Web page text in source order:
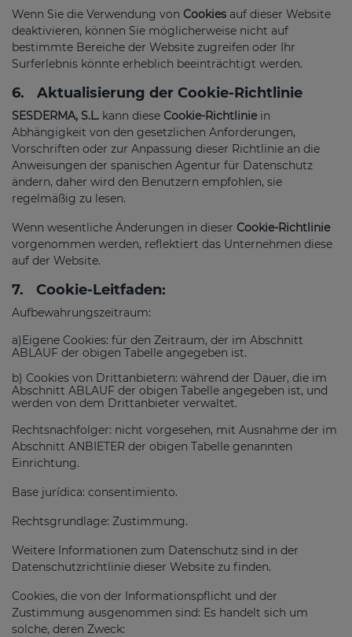
Wenn Sie die Verwendung von Cookies auf dieser Website
deaktivieren, können Sie möglicherweise nicht auf
bestimmte Bereiche der Website zugreifen oder Ihr
Surferlebnis könnte erheblich beeinträchtigt werden.
6. Aktualisierung der Cookie-Richtlinie
SESDERMA, S.L. kann diese Cookie-Richtlinie in
Abhängigkeit von den gesetzlichen Anforderungen,
Vorschriften oder zur Anpassung dieser Richtlinie an die
Anweisungen der spanischen Agentur für Datenschutz
ändern, daher wird den Benutzern empfohlen, sie
regelmäßig zu lesen.
Wenn wesentliche Änderungen in dieser Cookie-Richtlinie
vorgenommen werden, reflektiert das Unternehmen diese
auf der Website.
7. Cookie-Leitfaden:
Aufbewahrungszeitraum:
a)Eigene Cookies: für den Zeitraum, der im Abschnitt
ABLAUF der obigen Tabelle angegeben ist.
b) Cookies von Drittanbietern: während der Dauer, die im
Abschnitt ABLAUF der obigen Tabelle angegeben ist, und
werden von dem Drittanbieter verwaltet.
Rechtsnachfolger: nicht vorgesehen, mit Ausnahme der im
Abschnitt ANBIETER der obigen Tabelle genannten
Einrichtung.
Base jurídica: consentimiento.
Rechtsgrundlage: Zustimmung.
Weitere Informationen zum Datenschutz sind in der
Datenschutzrichtlinie dieser Website zu finden.
Cookies, die von der Informationspflicht und der
Zustimmung ausgenommen sind: Es handelt sich um
solche, deren Zweck: